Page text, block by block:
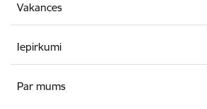
Vakances
Iepirkumi
Par mums